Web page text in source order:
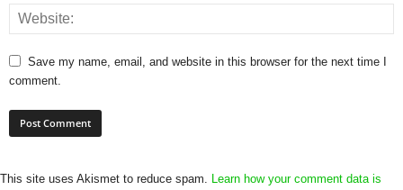
Save my name, email, and website in this browser for the next time I
comment.
This site uses Akismet to reduce spam. Learn how your comment data is